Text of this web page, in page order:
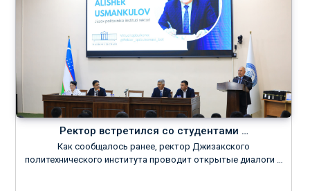
Ректор встретился со студентами …
Как сообщалось ранее, ректор Джизакского
политехнического института проводит открытые диалоги …